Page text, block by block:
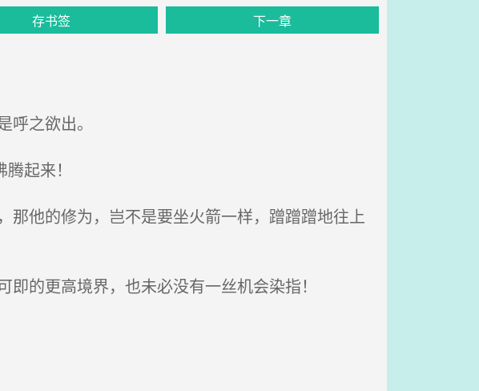
存书签 下一章
之欲出。
起来！
他的修为，岂不是要坐火箭一样，蹭蹭蹭地往上
的更高境界，也未必没有一丝机会染指！